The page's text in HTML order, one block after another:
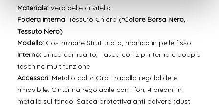
Materiale: Vera pelle di vitello
Fodera interna: Tessuto Chiaro (*Colore Borsa Nero,
Tessuto Nero)
Modello: Costruzione Strutturata, manico in pelle fisso
Interno: Unico comparto, Tasca con zip interna e doppio
taschino multifunzione
Accessori: Metallo color Oro, tracolla regolabile e
rimovibile, Cinturina regolabile con i fori, 4 piedini in
metallo sul fondo. Sacca protettiva anti polvere (dust